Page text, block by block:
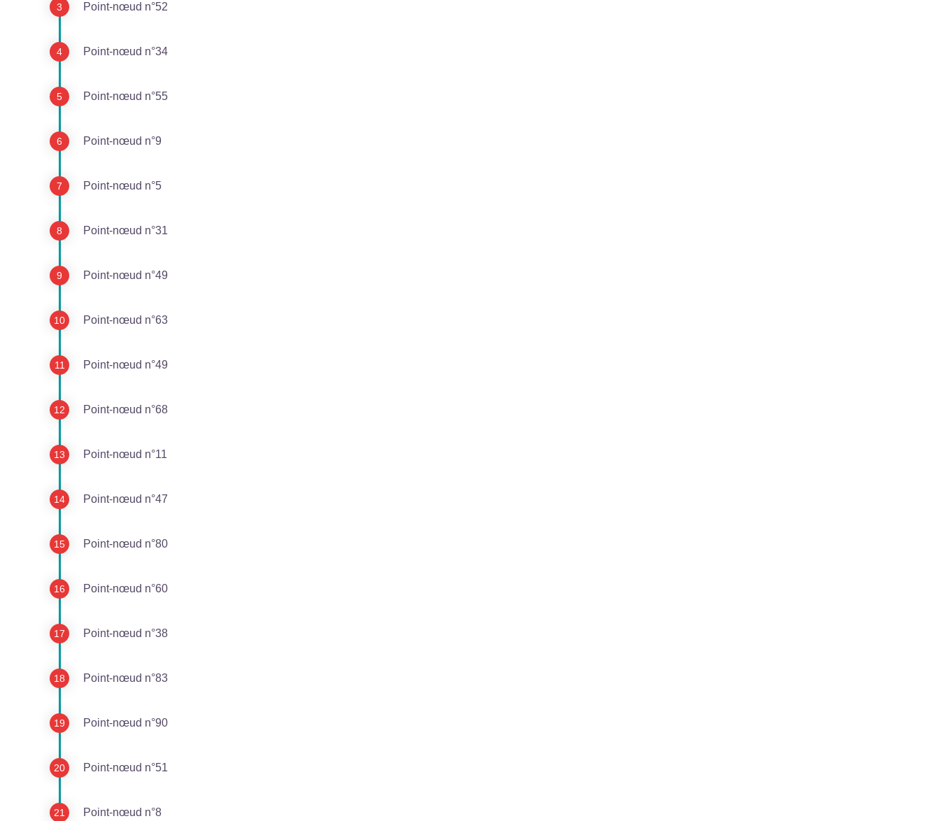
Point-nœud n°52
Point-nœud n°34
Point-nœud n°55
Point-nœud n°9
Point-nœud n°5
Point-nœud n°31
Point-nœud n°49
Point-nœud n°63
Point-nœud n°49
Point-nœud n°68
Point-nœud n°11
Point-nœud n°47
Point-nœud n°80
Point-nœud n°60
Point-nœud n°38
Point-nœud n°83
Point-nœud n°90
Point-nœud n°51
Point-nœud n°8